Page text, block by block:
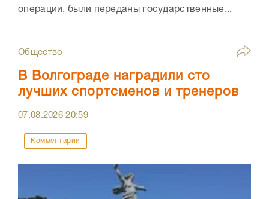
операции, были переданы государственные...
Общество
В Волгограде наградили сто
лучших спортсменов и тренеров
07.08.202620:59
Комментарии